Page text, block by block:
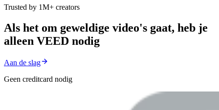
Trusted by 1M+ creators
Als het om geweldige video's gaat, heb je
alleen VEED nodig
Aan de slag
Geen creditcard nodig